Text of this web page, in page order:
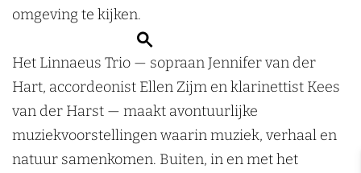
o
e
k
e
n
n
n
a
e
u
s
t
i
n
n
a
e
t
i
n
n
a
e
omgeving te kijken.
Het Linnaeus Trio — sopraan Jennifer van der
Hart, accordeonist Ellen Zijm en klarinettist Kees
van der Harst — maakt avontuurlijke
muziekvoorstellingen waarin muziek, verhaal en
natuur samenkomen. Buiten, in en met het